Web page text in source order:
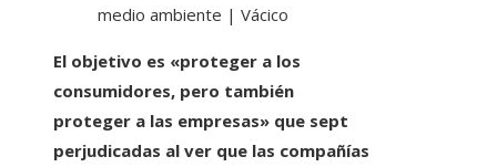
medio ambiente | Vácico
El objetivo es «proteger a los
consumidores, pero también
proteger a las empresas» que sept
perjudicadas al ver que las compañías